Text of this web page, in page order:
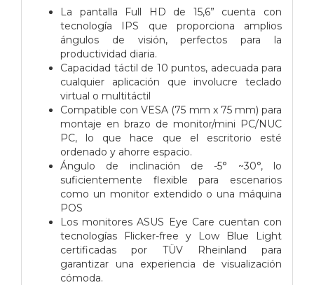
La pantalla Full HD de 15,6” cuenta con
tecnología IPS que proporciona amplios
ángulos de visión, perfectos para la
productividad diaria.
Capacidad táctil de 10 puntos, adecuada para
cualquier aplicación que involucre teclado
virtual o multitáctil
Compatible con VESA (75 mm x 75 mm) para
montaje en brazo de monitor/mini PC/NUC
PC, lo que hace que el escritorio esté
ordenado y ahorre espacio.
Ángulo de inclinación de -5° ~30°, lo
suficientemente flexible para escenarios
como un monitor extendido o una máquina
POS
Los monitores ASUS Eye Care cuentan con
tecnologías Flicker-free y Low Blue Light
certificadas por TÜV Rheinland para
garantizar una experiencia de visualización
cómoda.